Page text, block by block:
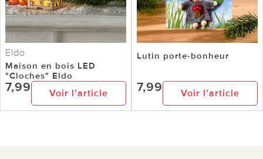
Eldo
Maison en bois LED
"Cloches" Eldo
7,99 Voir l’article
Lutin porte-bonheur
7,99 Voir l’article